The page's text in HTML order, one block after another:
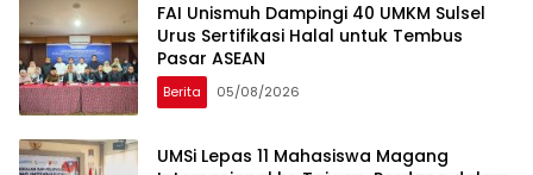
FAI Unismuh Dampingi 40 UMKM Sulsel
Urus Sertifikasi Halal untuk Tembus
Pasar ASEAN
Berita 05/08/2026
UMSi Lepas 11 Mahasiswa Magang